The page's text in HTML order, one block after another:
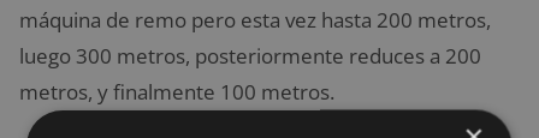
máquina de remo pero esta vez hasta 200 metros,
luego 300 metros, posteriormente reduces a 200
metros, y finalmente 100 metros.